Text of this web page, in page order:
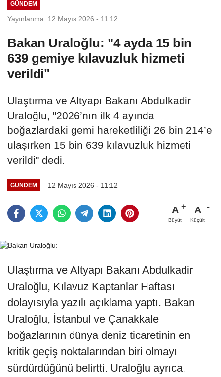
GÜNDEM
Yayınlanma: 12 Mayıs 2026 - 11:12
Bakan Uraloğlu: "4 ayda 15 bin
639 gemiye kılavuzluk hizmeti
verildi"
Ulaştırma ve Altyapı Bakanı Abdulkadir
Uraloğlu, "2026’nın ilk 4 ayında
boğazlardaki gemi hareketliliği 26 bin 214’e
ulaşırken 15 bin 639 kılavuzluk hizmeti
verildi" dedi.
GÜNDEM 12 Mayıs 2026 - 11:12
A
Büyüt
A
Küçült
Ulaştırma ve Altyapı Bakanı Abdulkadir
Uraloğlu, Kılavuz Kaptanlar Haftası
dolayısıyla yazılı açıklama yaptı. Bakan
Uraloğlu, İstanbul ve Çanakkale
boğazlarının dünya deniz ticaretinin en
kritik geçiş noktalarından biri olmayı
sürdürdüğünü belirtti. Uraloğlu ayrıca,